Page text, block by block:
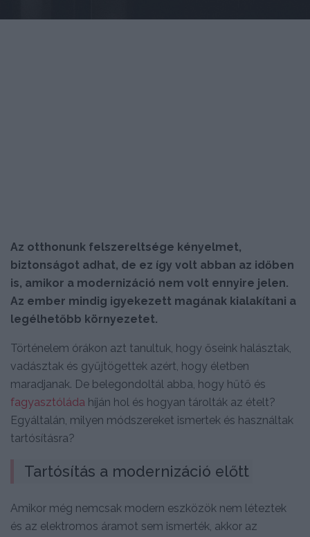
Az otthonunk felszereltsége kényelmet,
biztonságot adhat, de ez így volt abban az időben
is, amikor a modernizáció nem volt ennyire jelen.
Az ember mindig igyekezett magának kialakítani a
legélhetőbb környezetet.
Történelem órákon azt tanultuk, hogy őseink halásztak,
vadásztak és gyűjtögettek azért, hogy életben
maradjanak. De belegondoltál abba, hogy hűtő és
fagyasztóláda híján hol és hogyan tárolták az ételt?
Egyáltalán, milyen módszereket ismertek és használtak
tartósításra?
Tartósítás a modernizáció előtt
Amikor még nemcsak modern eszközök nem léteztek
és az elektromos áramot sem ismerték, akkor az